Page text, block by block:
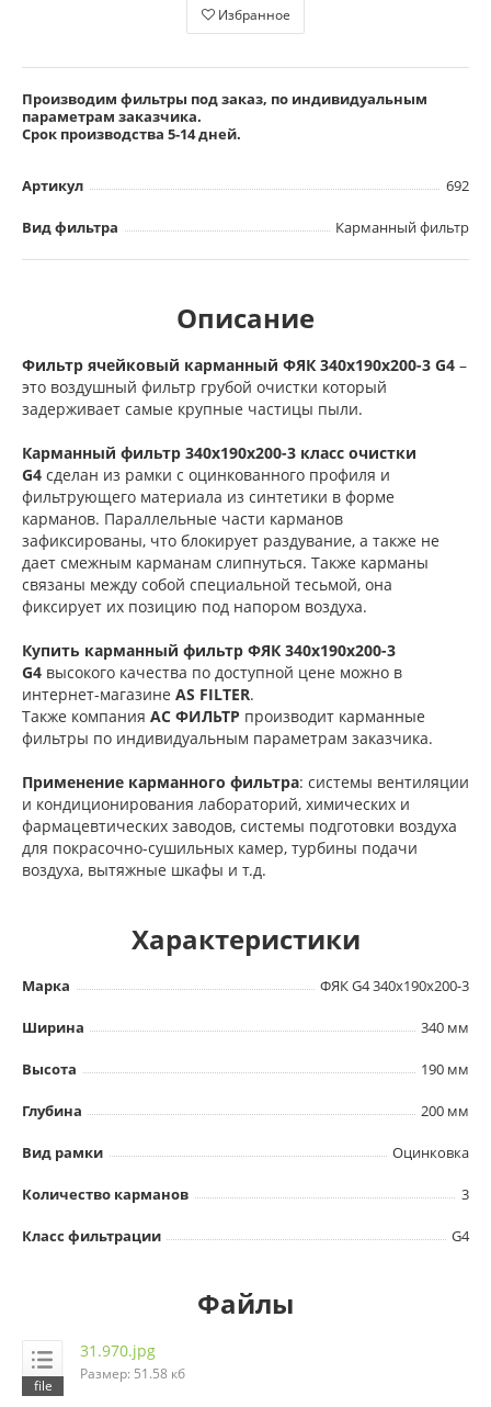
Избранное
Производим фильтры под заказ, по индивидуальным
параметрам заказчика.
Срок производства 5-14 дней.
Артикул 692
Вид фильтра Карманный фильтр
Описание
Фильтр ячейковый карманный ФЯК 340х190х200-3 G4 –
это воздушный фильтр грубой очистки который
задерживает самые крупные частицы пыли.
Карманный фильтр 340х190х200-3 класс очистки
G4 сделан из рамки с оцинкованного профиля и
фильтрующего материала из синтетики в форме
карманов. Параллельные части карманов
зафиксированы, что блокирует раздувание, а также не
дает смежным карманам слипнуться. Также карманы
связаны между собой специальной тесьмой, она
фиксирует их позицию под напором воздуха.
Купить карманный фильтр ФЯК 340х190х200-3
G4 высокого качества по доступной цене можно в
интернет-магазине AS FILTER.
Также компания АС ФИЛЬТР производит карманные
фильтры по индивидуальным параметрам заказчика.
Применение карманного фильтра: системы вентиляции
и кондиционирования лабораторий, химических и
фармацевтических заводов, системы подготовки воздуха
для покрасочно-сушильных камер, турбины подачи
воздуха, вытяжные шкафы и т.д.
Характеристики
Марка ФЯК G4 340х190х200-3
Ширина 340 мм
Высота 190 мм
Глубина 200 мм
Вид рамки Оцинковка
Количество карманов 3
Класс фильтрации G4
Файлы
31.970.jpg
Размер: 51.58 кб